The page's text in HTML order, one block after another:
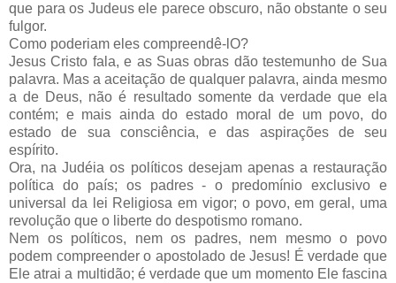
que para os Judeus ele parece obscuro, não obstante o seu
fulgor.
Como poderiam eles compreendê-lO?
Jesus Cristo fala, e as Suas obras dão testemunho de Sua
palavra. Mas a aceitação de qualquer palavra, ainda mesmo
a de Deus, não é resultado somente da verdade que ela
contém; e mais ainda do estado moral de um povo, do
estado de sua consciência, e das aspirações de seu
espírito.
Ora, na Judéia os políticos desejam apenas a restauração
política do país; os padres - o predomínio exclusivo e
universal da lei Religiosa em vigor; o povo, em geral, uma
revolução que o liberte do despotismo romano.
Nem os políticos, nem os padres, nem mesmo o povo
podem compreender o apostolado de Jesus! É verdade que
Ele atrai a multidão; é verdade que um momento Ele fascina